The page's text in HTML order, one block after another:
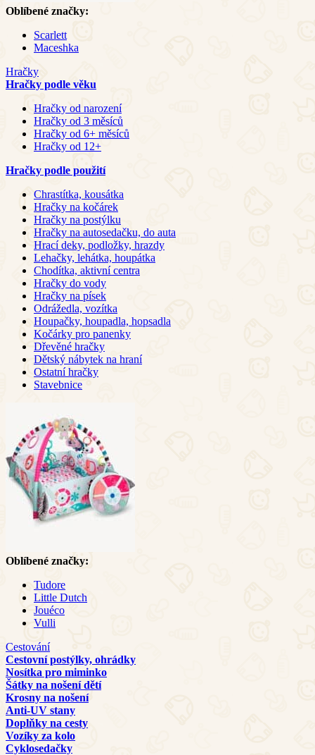
Oblíbené značky:
Scarlett
Maceshka
Hračky
Hračky podle věku
Hračky od narození
Hračky od 3 měsíců
Hračky od 6+ měsíců
Hračky od 12+
Hračky podle použití
Chrastítka, kousátka
Hračky na kočárek
Hračky na postýlku
Hračky na autosedačku, do auta
Hrací deky, podložky, hrazdy
Lehačky, lehátka, houpátka
Chodítka, aktivní centra
Hračky do vody
Hračky na písek
Odrážedla, vozítka
Houpačky, houpadla, hopsadla
Kočárky pro panenky
Dřevěné hračky
Dětský nábytek na hraní
Ostatní hračky
Stavebnice
Oblíbené značky:
Tudore
Little Dutch
Jouéco
Vulli
Cestování
Cestovní postýlky, ohrádky
Nosítka pro miminko
Šátky na nošení dětí
Krosny na nošení
Anti-UV stany
Doplňky na cesty
Vozíky za kolo
Cyklosedačky